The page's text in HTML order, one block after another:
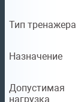
Тип тренажера
Назначение
Допустимая
нагрузка